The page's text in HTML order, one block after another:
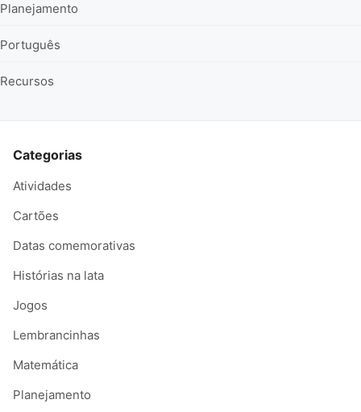
Planejamento
Português
Recursos
Categorias
Atividades
Cartões
Datas comemorativas
Histórias na lata
Jogos
Lembrancinhas
Matemática
Planejamento